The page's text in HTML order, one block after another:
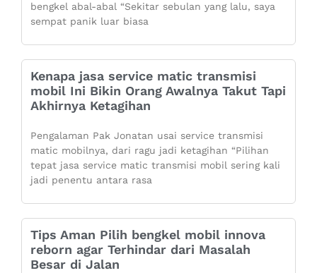
bengkel abal-abal “Sekitar sebulan yang lalu, saya
sempat panik luar biasa
Kenapa jasa service matic transmisi
mobil Ini Bikin Orang Awalnya Takut Tapi
Akhirnya Ketagihan
Pengalaman Pak Jonatan usai service transmisi
matic mobilnya, dari ragu jadi ketagihan “Pilihan
tepat jasa service matic transmisi mobil sering kali
jadi penentu antara rasa
Tips Aman Pilih bengkel mobil innova
reborn agar Terhindar dari Masalah
Besar di Jalan